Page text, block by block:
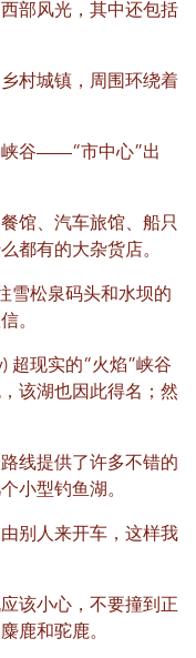
部风光，其中还包括
村城镇，周围环绕着
谷——“市中心”出
馆、汽车旅馆、船只
都有的大杂货店。
雪松泉码头和水坝的
。
超现实的“火焰”峡谷
该湖也因此得名；然
线提供了许多不错的
小型钓鱼湖。
别人来开车，这样我
该小心，不要撞到正
鹿和驼鹿。